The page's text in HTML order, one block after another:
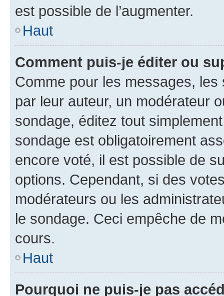
est possible de l’augmenter.
Haut
Comment puis-je éditer ou
Comme pour les messages,
par leur auteur, un modérateur
sondage, éditez tout
sondage est obligatoirement
encore voté, il est possible de
options. Cependant, si des
modérateurs ou les
le sondage. Ceci empêche de
cours.
Haut
Pourquoi ne puis-je pas